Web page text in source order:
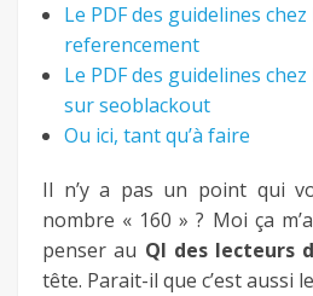
Le PDF des guidelines
referencement
Le PDF des guidelines chez
sur seoblackout
Ou ici, tant qu’à faire
Il n’y a pas un point qui
nombre « 160 » ? Moi ça
penser au QI des lecteurs
tête. Parait-il que c’est aussi